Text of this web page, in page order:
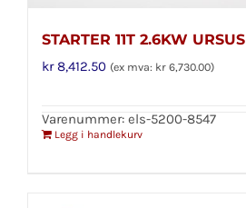
STARTER 11T 2.6KW URSUS
kr8,412.50 (ex mva: kr 6,730.00)
Varenummer: els-5200-8547
Legg i handlekurv